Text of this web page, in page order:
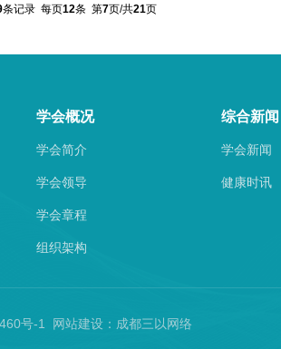
条记录 每页12条 第7页/共21页
学会概况
学会简介
学会领导
学会章程
组织架构
综合新闻
学会新闻
健康时讯
号-1 网站建设： 成都三以网络